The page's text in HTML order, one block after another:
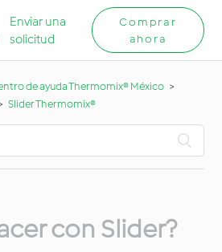
Enviar una
solicitud
Comprar
ahora
de ayuda Thermomix® México
Slider Thermomix®
con Slider?